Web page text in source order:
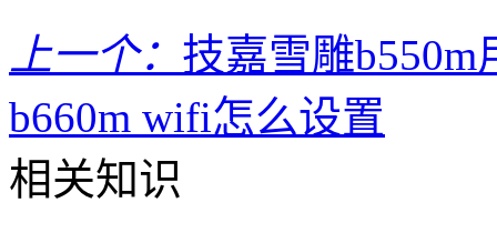
上一个： 技嘉雪雕b550m
b660m wifi怎么设置
相关知识